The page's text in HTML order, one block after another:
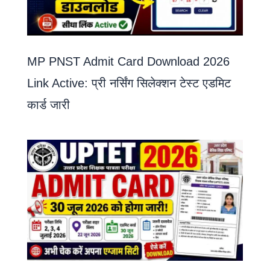
MP PNST Admit Card Download 2026
Link Active: प्री नर्सिंग सिलेक्शन टेस्ट एडमिट
कार्ड जारी